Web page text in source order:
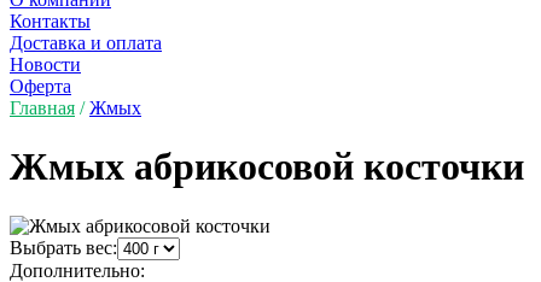
Контакты
Доставка и оплата
Новости
Оферта
Главная /Жмых
Жмых абрикосовой косточки
Выбрать вес:
Дополнительно: